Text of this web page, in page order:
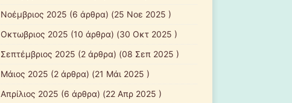
Νοέμβριος 2025 (6 άρθρα) (25 Νοε 2025 )
Οκτωβριος 2025 (10 άρθρα) (30 Οκτ 2025 )
Σεπτέμβριος 2025 (2 άρθρα) (08 Σεπ 2025 )
Mάιος 2025 (2 άρθρα) (21 Μάι 2025 )
Απρίλιος 2025 (6 άρθρα) (22 Απρ 2025 )